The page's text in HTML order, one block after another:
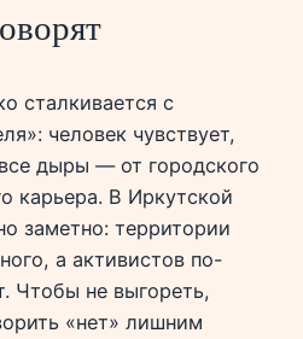
сталкивается с
человек чувствует,
дыры — от городского
карьера. В Иркутской
заметно: территории
а активистов по-
Чтобы не выгореть,
«нет» лишним